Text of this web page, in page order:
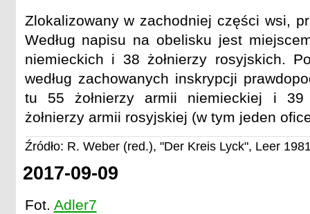
Zlokalizowany w zachodniej części wsi,
Według napisu na obelisku jest
niemieckich i 38 żołnierzy rosyjskich.
według zachowanych inskrypcji
tu 55 żołnierzy armii niemieckiej i 39
żołnierzy armii rosyjskiej (w tym jeden
Źródło: R. Weber (red.), "Der Kreis Lyck", Leer
2017-09-09
Fot. Adler7